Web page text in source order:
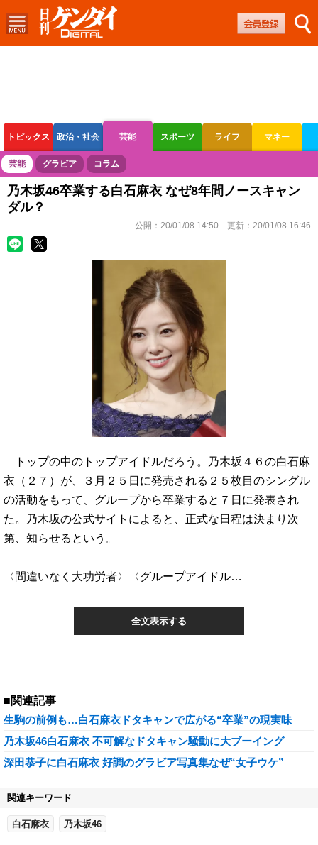
トピックス 政治・社会 芸能 スポーツ ライフ マネー
ボートレース 競輪 オートレース
芸能 グラビア コラム
乃木坂46卒業する白石麻衣 なぜ8年間ノースキャン
ダル？
公開： 20/01/08 14:50 更新： 20/01/08 16:46
トップの中のトップアイドルだろう。乃木坂４６の白石麻
衣（２７）が、３月２５日に発売される２５枚目のシングル
の活動をもって、グループから卒業すると７日に発表され
た。乃木坂の公式サイトによると、正式な日程は決まり次
第、知らせるという。
〈間違いなく大功労者〉〈グループアイドル…
全文表示する
■関連記事
生駒の前例も…白石麻衣ドタキャンで広がる“卒業”の現実味
乃木坂46白石麻衣 不可解なドタキャン騒動に大ブーイング
深田恭子に白石麻衣 好調のグラビア写真集なぜ“女子ウケ”
関連キーワード
白石麻衣 乃木坂46